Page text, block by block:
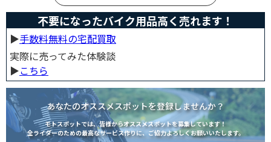
不要になったバイク用品高く売れます！
▶︎手数料無料の宅配買取
実際に売ってみた体験談
▶︎こちら
あなたのオススメスポットを登録しませんか？
モトスポットでは、皆様からオススメスポットを募集しています！
全ライダーのための最高なサービス作りに、ご協力よろしくお願いいたします。